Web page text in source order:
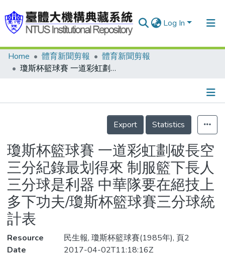
Log In
Communities & Collections
Statistics
Home 體育新聞剪報
體育新聞剪報
瓊斯杯籃球賽 一道彩虹劃破長空 三分紀錄最划得來 制服籃下長人 三分球是利器 中華隊要在絕技上多下功夫/瓊斯杯籃球賽三分球統計表
Details
Export
Statistics
瓊斯杯籃球賽 一道彩虹劃破長空
三分紀錄最划得來 制服籃下長人
三分球是利器 中華隊要在絕技上
多下功夫/瓊斯杯籃球賽三分球統
計表
Resource
民生報, 瓊斯杯籃球賽(1985年), 頁2
Date
2017-04-02T11:18:16Z